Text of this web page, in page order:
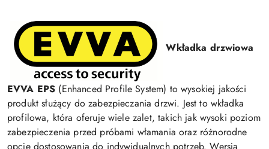
Wkładka drzwiowa
EVVA EPS (Enhanced Profile System) to wysokiej jakości
produkt służący do zabezpieczania drzwi. Jest to wkładka
profilowa, która oferuje wiele zalet, takich jak wysoki poziom
zabezpieczenia przed próbami włamania oraz różnorodne